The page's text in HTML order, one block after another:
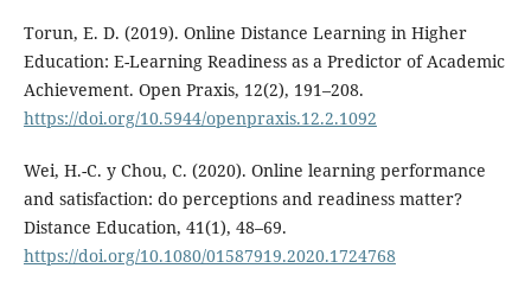
Torun, E. D. (2019). Online Distance Learning in Higher
Education: E-Learning Readiness as a Predictor of Academic
Achievement. Open Praxis, 12(2), 191–208.
https://doi.org/10.5944/openpraxis.12.2.1092
Wei, H.-C. y Chou, C. (2020). Online learning performance
and satisfaction: do perceptions and readiness matter?
Distance Education, 41(1), 48–69.
https://doi.org/10.1080/01587919.2020.1724768